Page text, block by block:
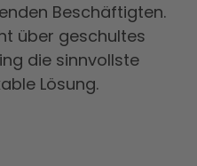
Beschäftigten.
über geschultes
die sinnvollste
Lösung.